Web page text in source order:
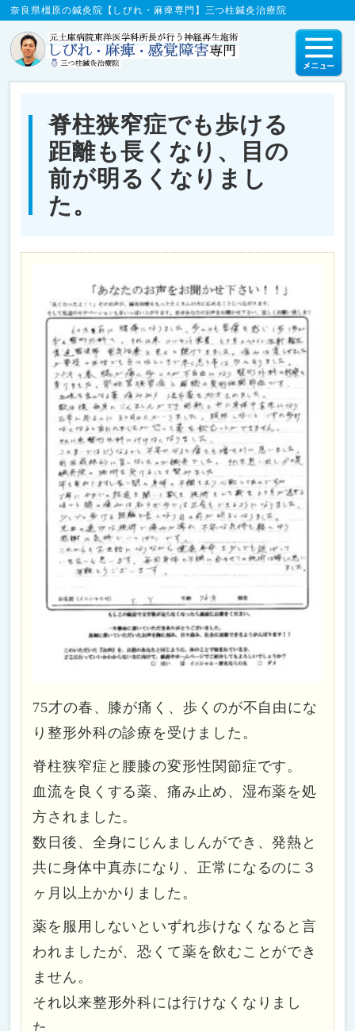
奈良県橿原の鍼灸院【しびれ・麻痺専門】三つ柱鍼灸治療院
脊柱狭窄症でも歩ける
距離も長くなり、目の
前が明るくなりまし
た。
75才の春、膝が痛く、歩くのが不自由にな
り整形外科の診療を受けました。
脊柱狭窄症と腰膝の変形性関節症です。
血流を良くする薬、痛み止め、湿布薬を処
方されました。
数日後、全身にじんましんができ、発熱と
共に身体中真赤になり、正常になるのに３
ヶ月以上かかりました。
薬を服用しないといずれ歩けなくなると言
われましたが、恐くて薬を飲むことができ
ません。
それ以来整形外科には行けなくなりまし
た。